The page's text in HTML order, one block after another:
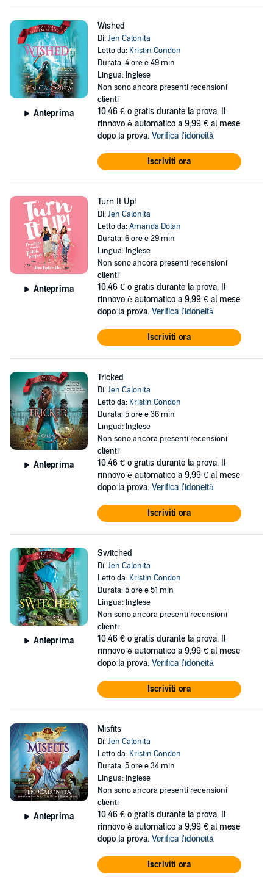
Anteprima
Wished
Di:Jen Calonita
Letto da: Kristin Condon
Durata: 4 ore e 49 min
Lingua: Inglese
Non sono ancora presenti recensioni
clienti
10,46 € o gratis durante la prova. Il
rinnovo è automatico a 9,99 € al mese
dopo la prova. Verifica l'idoneità
Iscriviti ora
Anteprima
Turn It Up!
Di:Jen Calonita
Letto da:Amanda Dolan
Durata: 6 ore e 29 min
Lingua: Inglese
Non sono ancora presenti recensioni
clienti
10,46 € o gratis durante la prova. Il
rinnovo è automatico a 9,99 € al mese
dopo la prova. Verifica l'idoneità
Iscriviti ora
Anteprima
Tricked
Di:Jen Calonita
Letto da: Kristin Condon
Durata: 5 ore e 36 min
Lingua: Inglese
Non sono ancora presenti recensioni
clienti
10,46 € o gratis durante la prova. Il
rinnovo è automatico a 9,99 € al mese
dopo la prova. Verifica l'idoneità
Iscriviti ora
Anteprima
Switched
Di:Jen Calonita
Letto da: Kristin Condon
Durata: 5 ore e 51 min
Lingua: Inglese
Non sono ancora presenti recensioni
clienti
10,46 € o gratis durante la prova. Il
rinnovo è automatico a 9,99 € al mese
dopo la prova. Verifica l'idoneità
Iscriviti ora
Anteprima
Misfits
Di:Jen Calonita
Letto da: Kristin Condon
Durata: 5 ore e 34 min
Lingua: Inglese
Non sono ancora presenti recensioni
clienti
10,46 € o gratis durante la prova. Il
rinnovo è automatico a 9,99 € al mese
dopo la prova. Verifica l'idoneità
Iscriviti ora